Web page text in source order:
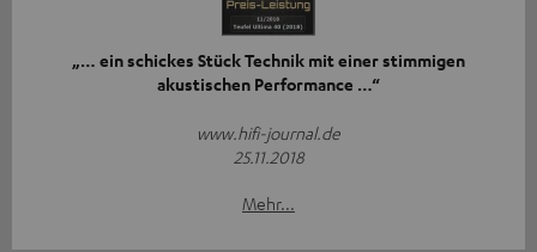
„… ein schickes Stück Technik mit einer stimmigen
akustischen Performance …“
www.hifi-journal.de
25.11.2018
Mehr...